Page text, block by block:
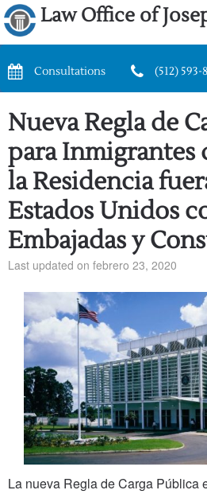
Law Office of
Consultations (512) 593-
Nueva Regla de
para Inmigrantes
la Residencia
Estados Unidos
Embajadas y
Last updated on febrero 23, 2020
La nueva Regla de Carga Pública